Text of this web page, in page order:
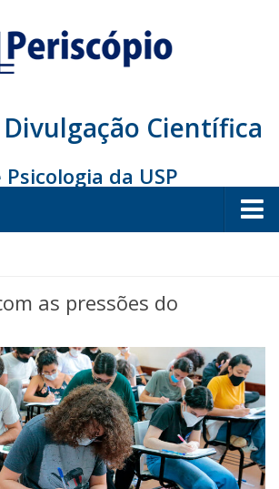
Científica
da USP
as pressões do